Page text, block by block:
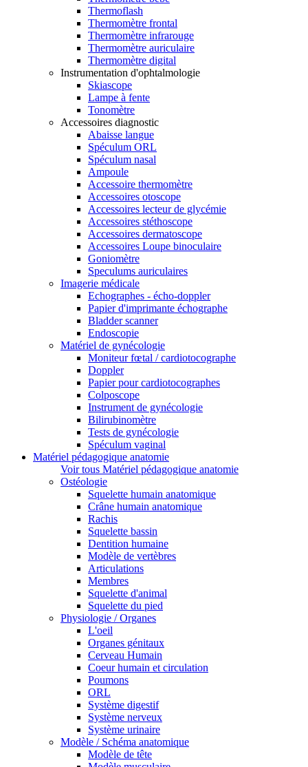
Thermoflash
Thermomètre frontal
Thermomètre infrarouge
Thermomètre auriculaire
Thermomètre digital
Instrumentation d'ophtalmologie
Skiascope
Lampe à fente
Tonomètre
Accessoires diagnostic
Abaisse langue
Spéculum ORL
Spéculum nasal
Ampoule
Accessoire thermomètre
Accessoires otoscope
Accessoires lecteur de glycémie
Accessoires stéthoscope
Accessoires dermatoscope
Accessoires Loupe binoculaire
Goniomètre
Speculums auriculaires
Imagerie médicale
Echographes - écho-doppler
Papier d'imprimante échographe
Bladder scanner
Endoscopie
Matériel de gynécologie
Moniteur fœtal / cardiotocographe
Doppler
Papier pour cardiotocographes
Colposcope
Instrument de gynécologie
Bilirubinomètre
Tests de gynécologie
Spéculum vaginal
Matériel pédagogique anatomie
Voir tous Matériel pédagogique anatomie
Ostéologie
Squelette humain anatomique
Crâne humain anatomique
Rachis
Squelette bassin
Dentition humaine
Modèle de vertèbres
Articulations
Membres
Squelette d'animal
Squelette du pied
Physiologie / Organes
L'oeil
Organes génitaux
Cerveau Humain
Coeur humain et circulation
Poumons
ORL
Système digestif
Système nerveux
Système urinaire
Modèle / Schéma anatomique
Modèle de tête